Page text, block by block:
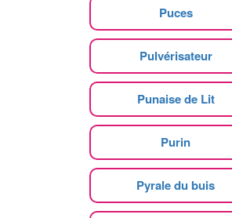
Puces
Pulvérisateur
Punaise de Lit
Purin
Pyrale du buis